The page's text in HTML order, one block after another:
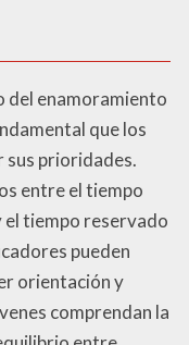
del enamoramiento
que los
sus prioridades.
entre el tiempo
el tiempo reservado
pueden
orientación y
comprendan la